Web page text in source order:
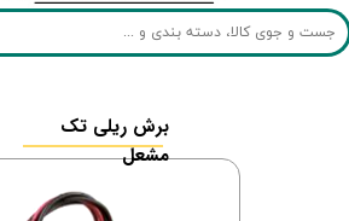
برش ریلی تک
مشعل